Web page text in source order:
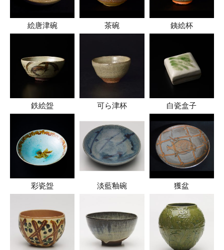
絵唐津碗 茶碗 銕絵杯
鉄絵盌 可ら津杯 白瓷盒子
彩瓷盌 淡藍釉碗 獲盆